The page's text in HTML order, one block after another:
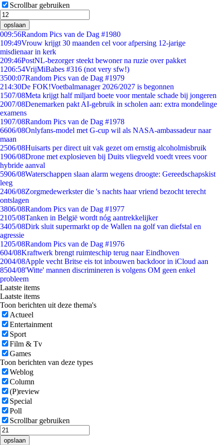
Scrollbar gebruiken
opslaan
009:56Random Pics van de Dag #1980
109:49Vrouw krijgt 30 maanden cel voor afpersing 12-jarige
misdienaar in kerk
209:46PostNL-bezorger steekt bewoner na ruzie over pakket
1206:54VrijMiBabes #316 (not very sfw!)
3500:07Random Pics van de Dag #1979
214:30De FOK!Voetbalmanager 2026/2027 is begonnen
1507/08Meta krijgt half miljard boete voor mentale schade bij jongeren
2007/08Denemarken pakt AI-gebruik in scholen aan: extra mondelinge
examens
1907/08Random Pics van de Dag #1978
6606/08Onlyfans-model met G-cup wil als NASA-ambassadeur naar
maan
2506/08Huisarts per direct uit vak gezet om ernstig alcoholmisbruik
1906/08Drone met explosieven bij Duits vliegveld voedt vrees voor
hybride aanval
5906/08Waterschappen slaan alarm wegens droogte: Gereedschapskist
leeg
2406/08Zorgmedewerkster die 's nachts haar vriend bezocht terecht
ontslagen
3806/08Random Pics van de Dag #1977
2105/08Tanken in België wordt nóg aantrekkelijker
3405/08Dirk sluit supermarkt op de Wallen na golf van diefstal en
agressie
1205/08Random Pics van de Dag #1976
604/08Kraftwerk brengt ruimteschip terug naar Eindhoven
2004/08Apple vecht Britse eis tot inbouwen backdoor in iCloud aan
8504/08'Witte' mannen discrimineren is volgens OM geen enkel
probleem
Laatste items
Laatste items
Toon berichten uit deze thema's
Actueel
Entertainment
Sport
Film & Tv
Games
Toon berichten van deze types
Weblog
Column
(P)review
Special
Poll
Scrollbar gebruiken
opslaan